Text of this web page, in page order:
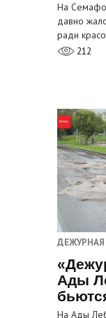
На
давно
ради
212
ДЕЖУРНАЯ
Ады
На Ады